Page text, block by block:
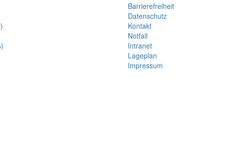
Barrierefreiheit
Datenschutz
Kontakt
Notfall
Intranet
Lageplan
Impressum